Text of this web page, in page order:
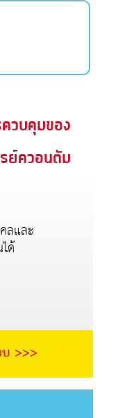
วบคุมของ
ย์ควอนตัม
ลและ
ด้
>>>